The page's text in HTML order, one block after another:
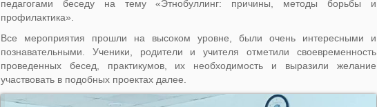
педагогами беседу на тему «Этнобуллинг: причины, методы борьбы и
профилактика».
Все мероприятия прошли на высоком уровне, были очень интересными и
познавательными. Ученики, родители и учителя отметили своевременность
проведенных бесед, практикумов, их необходимость и выразили желание
участвовать в подобных проектах далее.